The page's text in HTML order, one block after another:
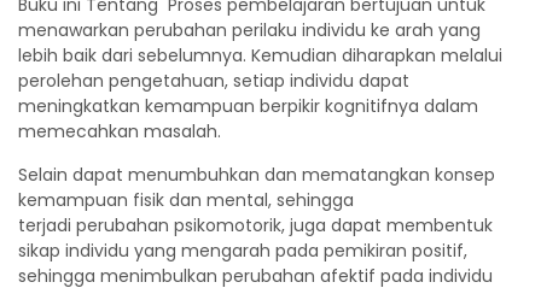
Buku ini Tentang Proses pembelajaran bertujuan untuk
menawarkan perubahan perilaku individu ke arah yang
lebih baik dari sebelumnya. Kemudian diharapkan melalui
perolehan pengetahuan, setiap individu dapat
meningkatkan kemampuan berpikir kognitifnya dalam
memecahkan masalah.
Selain dapat menumbuhkan dan mematangkan konsep
kemampuan fisik dan mental, sehingga
terjadi perubahan psikomotorik, juga dapat membentuk
sikap individu yang mengarah pada pemikiran positif,
sehingga menimbulkan perubahan afektif pada individu